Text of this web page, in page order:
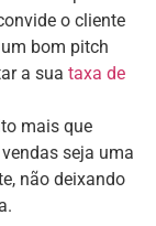
o cliente
bom pitch
a sua taxa de
mais que
seja uma
não deixando